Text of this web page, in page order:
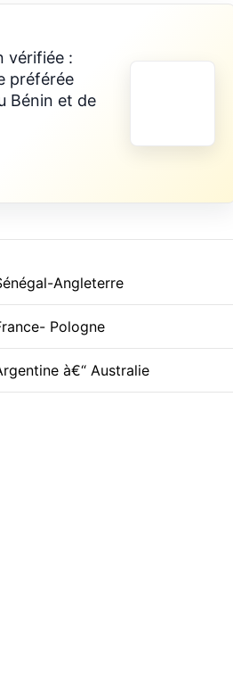
vérifiée :
préférée
Bénin et de
Angleterre
Pologne
à€“ Australie